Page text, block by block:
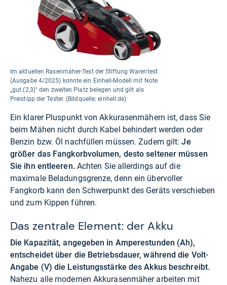
Im aktuellen Rasenmäher-Test der Stiftung Warentest
(Ausgabe 4/2025) konnte ein Einhell-Modell mit Note
„gut (2,3)" den zweiten Platz belegen und gilt als
Preistipp der Tester. (Bildquelle: einhell.de)
Ein klarer Pluspunkt von Akkurasenmähern ist, dass Sie
beim Mähen nicht durch Kabel behindert werden oder
Benzin bzw. Öl nachfüllen müssen. Zudem gilt:Je
größer das Fangkorbvolumen, desto seltener müssen
Sie ihn entleeren.Achten Sie allerdings auf die
maximale Beladungsgrenze, denn ein übervoller
Fangkorb kann den Schwerpunkt des Geräts verschieben
und zum Kippen führen.
Das zentrale Element: der Akku
Die Kapazität, angegeben in Amperestunden (Ah),
entscheidet über die Betriebsdauer, während die Volt-
Angabe (V) die Leistungsstärke des Akkus beschreibt.
Nahezu alle modernen Akkurasenmäher arbeiten mit